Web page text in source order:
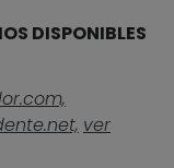
DISPONIBLES
ver